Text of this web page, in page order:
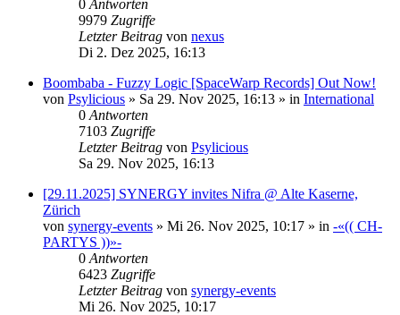
0 Antworten
9979 Zugriffe
Letzter Beitrag von nexus
Di 2. Dez 2025, 16:13
Boombaba - Fuzzy Logic [SpaceWarp Records] Out Now!
von Psylicious » Sa 29. Nov 2025, 16:13 » in International
0 Antworten
7103 Zugriffe
Letzter Beitrag von Psylicious
Sa 29. Nov 2025, 16:13
[29.11.2025] SYNERGY invites Nifra @ Alte Kaserne,
Zürich
von synergy-events » Mi 26. Nov 2025, 10:17 » in -«(( CH-
PARTYS ))»-
0 Antworten
6423 Zugriffe
Letzter Beitrag von synergy-events
Mi 26. Nov 2025, 10:17